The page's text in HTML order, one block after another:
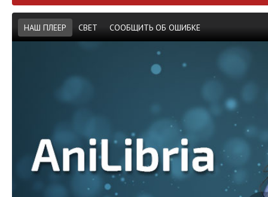
НАШ ПЛЕЕР СВЕТ СООБЩИТЬ ОБ ОШИБКЕ